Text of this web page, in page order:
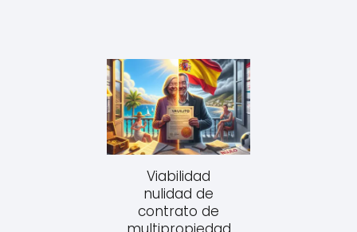
Viabilidad
nulidad de
contrato de